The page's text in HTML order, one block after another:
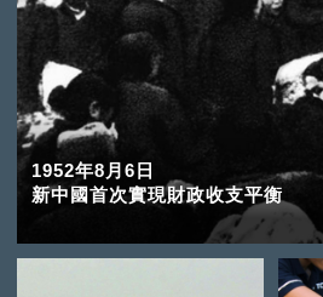
1952年8月6日
新中國首次實現財政收支平衡